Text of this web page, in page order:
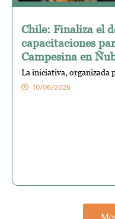
Chile: Finaliza el
capacitaciones
Campesina en
La iniciativa, organizada
10/06/2026